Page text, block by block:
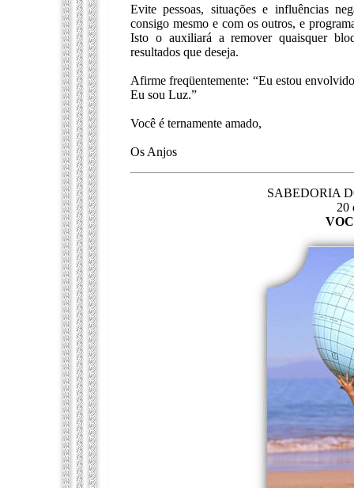
Evite pessoas, situações e influências
consigo mesmo e com os outros, e
Isto o auxiliará a remover quaisquer
resultados que deseja.
Afirme freqüentemente: “Eu estou
Eu sou Luz.”
Você é ternamente amado,
Os Anjos
SABEDORIA
20